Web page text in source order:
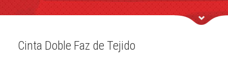
Cinta Doble Faz de Tejido